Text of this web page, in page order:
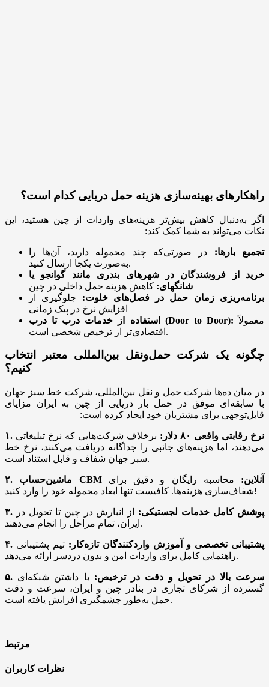
راهکارهای بهینه‌سازی هزینه حمل دریایی کدام است؟
اگر به‌دنبال کاهش بیش‌تر هزینه‌های واردات از چین هستید، این
نکات می‌تواند به شما کمک کند:
تجمیع بارها: در صورتی‌که چند محموله دارید، آن‌ها را
به‌صورت یکجا ارسال کنید.
خرید از فروشندگان در شهرهای بندری مانند گوانجو یا
شانگهای: کاهش هزینه حمل داخلی در چین
برنامه‌ریزی زمان حمل در فصل‌های خلوت: جلوگیری از
افزایش نرخ در پیک زمانی
استفاده از خدمات درب تا درب (Door to Door):معمولاً
اقتصادی‌تر از ترخیص شخصی است.
چگونه یک شرکت حمل‌ونقل بین‌المللی معتبر انتخاب
کنیم؟
در میان ده‌ها شرکت حمل و نقل بین‌المللی، شرکت خط سبز جهان
با سابقه‌ای موفق در حمل بار دریایی از چین به ایران مزایای
قابل‌توجهی برای مشتریان خود ایجاد کرده است:
۱. نرخ رقابتی واقعی ۸۰ دلار:
برخلاف شرکت‌هایی که نرخ تبلیغاتی
می‌دهند، اما هزینه‌های جانبی را جداگانه دریافت می‌کنند، نرخ خط
سبز جهان شفاف و قابل استناد است.
۲. ماشین‌حساب CBM آنلاین: محاسبه رایگان و دقیق برای
شفاف‌سازی هزینه‌ها. کافیست تنها ابعاد محموله خود را وارد کنید!
۳. پوشش کامل خدمات لجستیکی: از انبارش در چین تا تحویل در
ایران، تمام مراحل را انجام می‌دهند.
۴. پشتیبانی تخصصی و آموزش واردکنندگان تازه‌کار: تیم پشتیبانی
راهنمایی کامل برای واردات امن و بدون دردسر ارائه می‌دهد.
۵. سرعت بالا در تحویل و دقت در ترخیص: با داشتن شبکه‌ای
گسترده از شرکای تجاری در بنادر چین و ایران، سرعت و دقت
حمل به‌طور چشمگیری افزایش یافته است.
مرتبط
نظرات کاربران